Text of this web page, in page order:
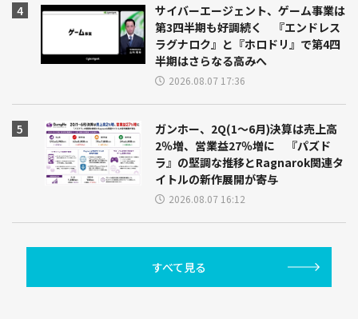
サイバーエージェント、ゲーム事業は
第3四半期も好調続く 『エンドレス
ラグナロク』と『ホロドリ』で第4四
半期はさらなる高みへ
2026.08.07 17:36
ガンホー、2Q(1～6月)決算は売上高
2％増、営業益27％増に 『パズド
ラ』の堅調な推移とRagnarok関連タ
イトルの新作展開が寄与
2026.08.07 16:12
すべて見る